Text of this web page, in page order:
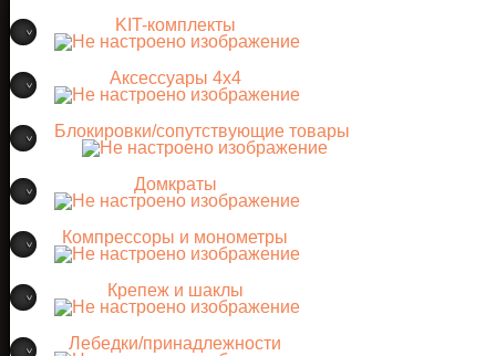
KIT-комплекты
Аксессуары 4х4
Блокировки/сопутствующие товары
Домкраты
Компрессоры и монометры
Крепеж и шаклы
Лебедки/принадлежности